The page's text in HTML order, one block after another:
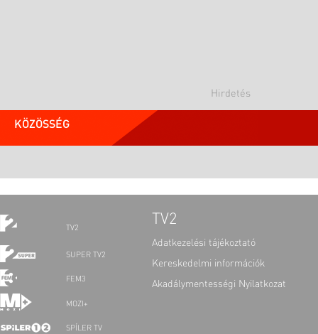
KÖZÖSSÉG
TV2
SUPER TV2
FEM3
MOZI+
SPÍLER TV
TV2
Adatkezelési tájékoztató
Kereskedelmi információk
Akadálymentességi Nyilatkozat